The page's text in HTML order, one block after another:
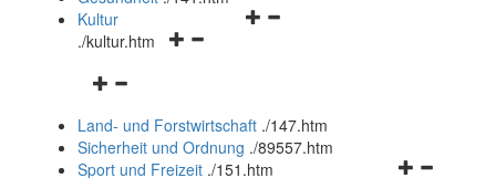
Navigationsmenü
Navigationsmenü
Kultur
./kultur.htm
Navigationsmenü
und
schließen
Land- und Forstwirtschaft ./147.htm
Sicherheit und Ordnung ./89557.htm
Sport und Freizeit ./151.htm